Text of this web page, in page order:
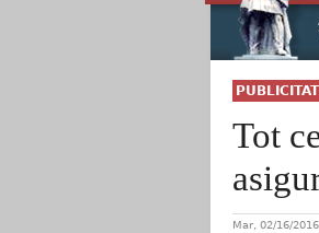
Tot
Mar, 02/16/